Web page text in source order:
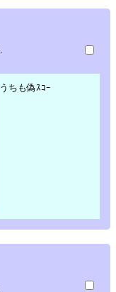
うちも偽ｽｺｰ